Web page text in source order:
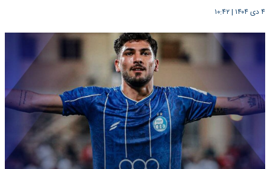
۴ دی ۱۴۰۴ |۱۰:۴۲